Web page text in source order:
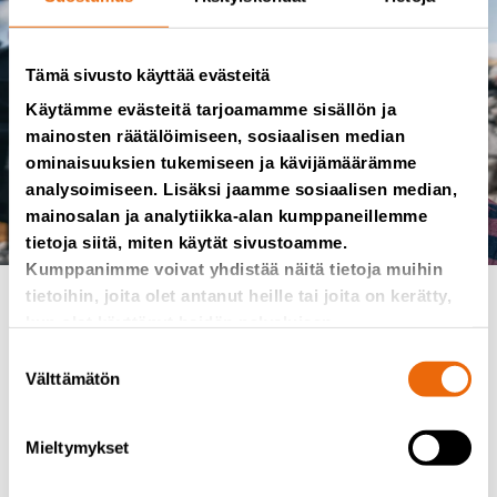
Tämä sivusto käyttää evästeitä
Käytämme evästeitä tarjoamamme sisällön ja
mainosten räätälöimiseen, sosiaalisen median
ominaisuuksien tukemiseen ja kävijämäärämme
analysoimiseen. Lisäksi jaamme sosiaalisen median,
mainosalan ja analytiikka-alan kumppaneillemme
tietoja siitä, miten käytät sivustoamme.
Kumppanimme voivat yhdistää näitä tietoja muihin
tietoihin, joita olet antanut heille tai joita on kerätty,
valinta
Välttämätön
Mieltymykset
lisäarvoa
Olemme matkalla kohti kiertotaloutta. Asioiden